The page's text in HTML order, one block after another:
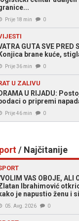
Prije 18 min 0
GUTA SVE
brane kuće,
Prije 36 min 0
U ZALIVU
U RIJADU:
o pripremi
Prije 46 min 0
/ Najčitanije
VAS OBOJE, ALI
Ibrahimović
je napustio ženu i
05. Avg. 2026 0